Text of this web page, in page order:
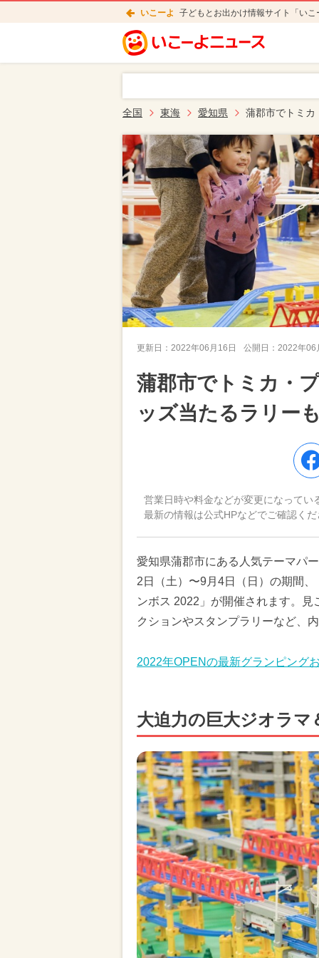
いこーよ 子どもとお出かけ情報サイト「い
全国 東海 愛知県 蒲郡市でトミ
更新日： 2022年06月16日 公開日： 2022年06
蒲郡市でトミカ・
ッズ当たるラリー
営業日時や料金などが変更になってい
最新の情報は公式HPなどでご確認く
愛知県蒲郡市にある人気テーマパ
2日（土）〜9月4日（日）の期間
ンボス 2022」が開催されます。
クションやスタンプラリーなど、
2022年OPENの最新グランピン
大迫力の巨大ジオラ